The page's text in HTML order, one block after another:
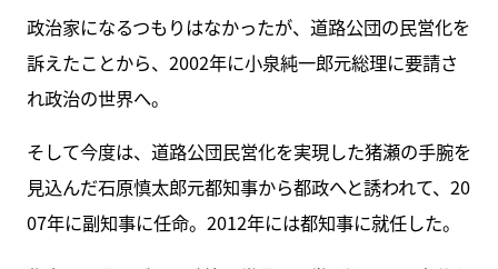
政治家になるつもりはなかったが、道路公団の民営化を
訴えたことから、2002年に小泉純一郎元総理に要請さ
れ政治の世界へ。
そして今度は、道路公団民営化を実現した猪瀬の手腕を
見込んだ石原慎太郎元都知事から都政へと誘われて、20
07年に副知事に任命。2012年には都知事に就任した。